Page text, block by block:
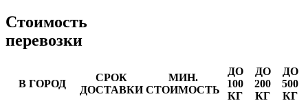
Стоимость
перевозки
В ГОРОД
СРОК
ДОСТАВКИ
МИН.
СТОИМОСТЬ
ДО
100
КГ
ДО
200
КГ
ДО
500
КГ